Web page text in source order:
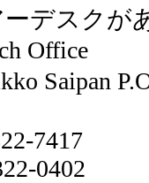
デスクが
Office
Saipan
7417
0402